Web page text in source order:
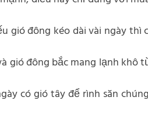
gió đông kéo dài vài ngày
đông bắc mang lạnh khô
có gió tây để rình săn